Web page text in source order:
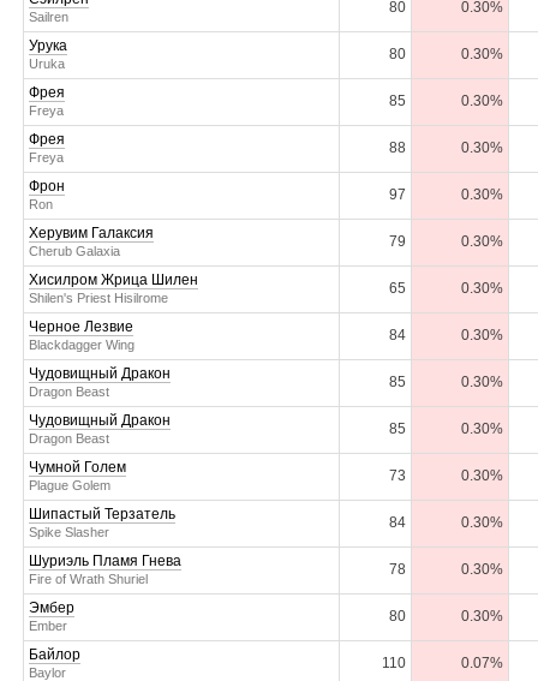
Sailren
80 0.30%
Урука
Uruka
80 0.30%
Фрея
Freya
85 0.30%
Фрея
Freya
88 0.30%
Фрон
Ron
97 0.30%
Херувим Галаксия
Cherub Galaxia
79 0.30%
Хисилром Жрица Шилен
Shilen's Priest Hisilrome
65 0.30%
Черное Лезвие
Blackdagger Wing
84 0.30%
Чудовищный Дракон
Dragon Beast
85 0.30%
Чудовищный Дракон
Dragon Beast
85 0.30%
Чумной Голем
Plague Golem
73 0.30%
Шипастый Терзатель
Spike Slasher
84 0.30%
Шуриэль Пламя Гнева
Fire of Wrath Shuriel
78 0.30%
Эмбер
Ember
80 0.30%
Байлор
Baylor
110 0.07%